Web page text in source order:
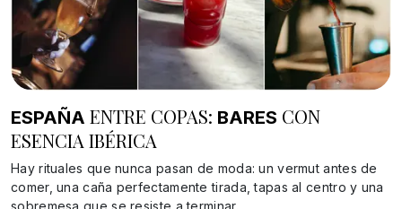
ESPAÑA ENTRE COPAS: BARES CON
ESENCIA IBÉRICA
Hay rituales que nunca pasan de moda: un vermut antes de
comer, una caña perfectamente tirada, tapas al centro y una
sobremesa que se resiste a terminar.